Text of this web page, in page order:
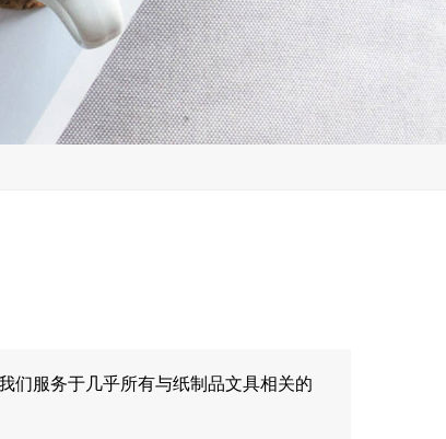
们服务于几乎所有与纸制品文具相关的